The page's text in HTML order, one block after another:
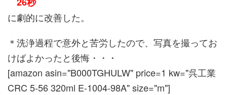
に劇的に改善した。
＊洗浄過程で意外と苦労したので、写真を撮ってお
けばよかったと後悔・・・
[amazon asin="B000TGHULW" price=1 kw="呉工業
CRC 5-56 320ml E-1004-98A" size="m"]